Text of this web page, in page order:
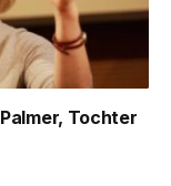
Tochter